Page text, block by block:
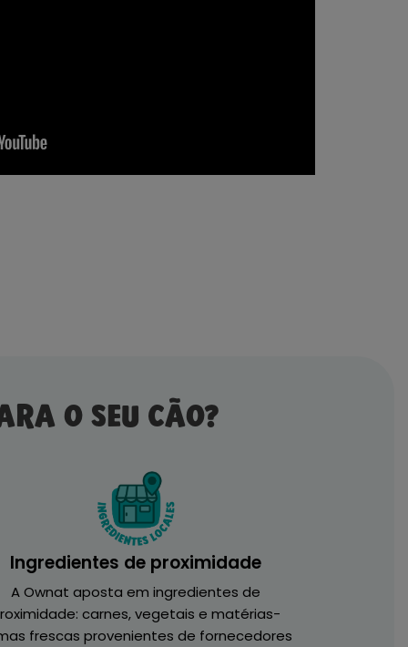
O SEU CÃO?
Ingredientes de proximidade
A Ownat aposta em ingredientes de
carnes, vegetais e matérias-
frescas provenientes de fornecedores